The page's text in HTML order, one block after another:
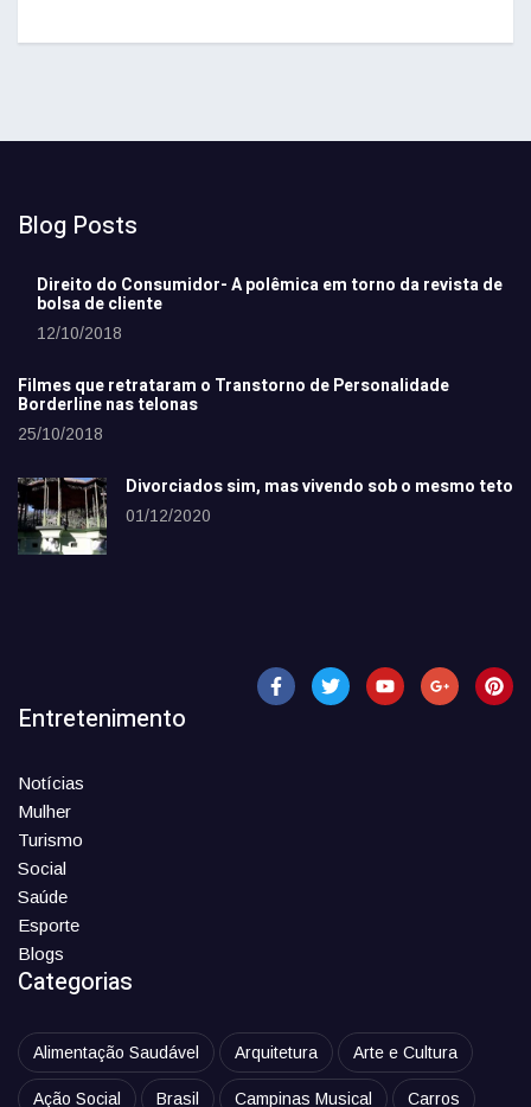
Blog Posts
Direito do Consumidor- A polêmica em torno da revista de
bolsa de cliente
12/10/2018
Filmes que retrataram o Transtorno de Personalidade
Borderline nas telonas
25/10/2018
Divorciados sim, mas vivendo sob o mesmo teto
01/12/2020
Entretenimento
Notícias
Mulher
Turismo
Social
Saúde
Esporte
Blogs
Categorias
Alimentação Saudável Arquitetura Arte e Cultura
Ação Social Brasil Campinas Musical Carros